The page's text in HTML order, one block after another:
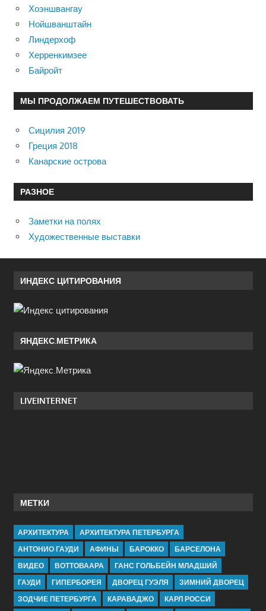
Хоэншвангау
Нойшванштайн
Линдерхоф
Херренкимзее
Байройт
МЫ ПРОДОЛЖАЕМ ПУТЕШЕСТВОВАТЬ
Сицилия 2019
Греция 2018
Канарские острова
РАЗНОЕ
Заметки на полях
Художественные выставки
ИНДЕКС ЦИТИРОВАНИЯ
ЯНДЕКС.МЕТРИКА
LIVEINTERNET
МЕТКИ
АРХИТЕКТУРА
АРХИТЕКТУРА ПЕТЕРБУРГА
АНТОНИО ГАУДИ
АФИНЫ БАРОККО
БАРСЕЛОНА
ВИДЕО
ВОТТОВААРА
ГАНС ГОЛЬБЕЙН МЛАДШИЙ
ГАУДИ
ГИПЕРБОРЕЯ ДВОРЕЦ ГУЭЛЯ
ЗИМНИЙ ДВОРЕЦ
ЗОДЧИЕ ПЕТЕРБУРГА
КАРАВАДЖО КАРЛ РОССИ